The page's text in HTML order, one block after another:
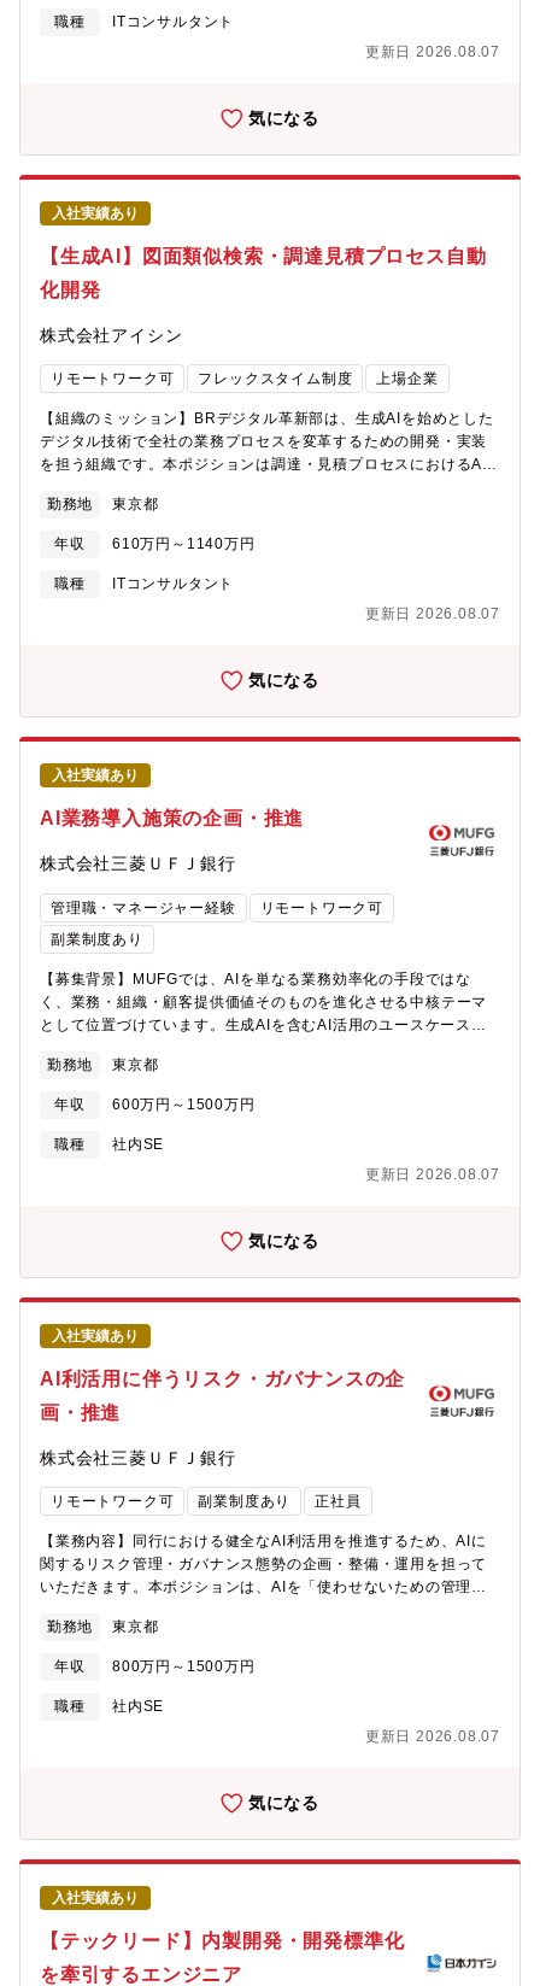
り、豊富な設計知見が蓄積されています。この知見をAIが活用可
ナレッジエンジニアリングと生成AIを組み合わせた技術開発を担
積された膨大な設計知見を最先端の生成AI技術で構造化・活用す
る技術的チャレンジ・構築した技術が設計審査・品質チェックな
ど複数の基幹プロセスで横断活用される波及効果・技術選定から
実装方針まで自ら考えて推進できる裁量ある環境【職務内容】設
計プロセスに散在する業務知見（設計ルール・過去不具合事例・
判断根拠等）を構造化し、AIエージェントが設計審査やレビュー
を支援できるナレッジ基盤として整備する技術開発を担当しま
す。【具体的な業務内容】【ナレッジ構築】設計ルール・不具合
事例・判断根拠の構造化、ハイブリッド検索・リランキング等を
関係抽出、グラフ構造を活用した推論・検索の高度化【暗黙知の
形式知化】設計者の判断基準を対話的に引き出し構造化するエー
ジェントの設計【AIレビュー】設計文書に対するAI自動レビュー
トナーとの要件調整【語学】TOEIC550点以上を歓迎（TOEICス
コアに限定せず、同等の語学力があれば歓迎します）●業務での英
語使用メール／ほとんどない資料・文書読解／時々ある電話会
議・商談／ほとんどない駐在／基本的にない
職種
ITコンサルタント
更新日 2026.08.07
気になる
入社実績あり
【生成AI】図面類似検索・調達見積プロセス自動
化開発
株式会社アイシン
リモートワーク可 フレックスタイム制度 上場企業
【組織のミッション】BRデジタル革新部は、生成AIを始めとした
デジタル技術で全社の業務プロセスを変革するための開発・実装
を担う組織です。本ポジションは調達・見積プロセスにおけるAI
と見積プロセスの自動化に関する技術開発を担っていただきま
す。【募集背景】年間数万件規模の調達見積業務において、数百
万品番規模の図面資産から類似図面を選定し、過去実績に基づく
見積を行っています。図面類似検索の高精度化と見積プロセスの
とから、この変革を加速するため、マルチモーダルAIを活用した
【業務のやりがい】・数百万品番規模の図面資産を対象に、類似
検索・自動認識を実現する技術的チャレンジ・調達見積業務の大
幅な効率化・標準化という、全社的に波及効果の大きいテーマ・
年間数万件規模の実業務に適用されるため、技術改善の効果を定
量的に実感できる開発環境【職務内容】調達見積プロセスにおけ
る図面類似検索・見積プロセス自動化の技術開発を担当。図面か
らの特徴抽出・大規模品番の類似検索エンジン構築・過去見積実
績を活用した見積支援など、調達プロセスの高度化を推進しま
す。【具体的な業務内容】【大規模類似検索】数百万品番規模の
図面に対する形状特徴量ベースの類似検索エンジン構築、検索精
度の評価・改善【見積支援AI】類似図面と過去見積実績のマッチ
ング、見積根拠の提示、AIエージェントによる見積効率化【図面
特徴抽出】品番・形状特徴・寸法の自動認識、類似検索に最適化
した特徴量設計【検索精度の継続改善】フィードバックループ設
計、特徴量・類似度指標のチューニング、類似根拠の可視化【チ
ーム連携】業務部門・外部パートナーとの要件調整【語学】
TOEIC550点以上を歓迎（TOEICスコアに限定せず、同等の語学
力があれば歓迎します）●業務での英語使用メール／ほとんどない
基本的にない
勤務地 東京都
年収 610万円～1140万円
職種
ITコンサルタント
更新日 2026.08.07
気になる
入社実績あり
AI業務導入施策の企画・推進
株式会社三菱ＵＦＪ銀行
管理職・マネージャー経験
リモートワーク可
副業制度あり
【募集背景】MUFGでは、AIを単なる業務効率化の手段ではな
く、業務・組織・顧客提供価値そのものを進化させる中核テーマ
として位置づけています。生成AIを含むAI活用のユースケース拡
ディアを具体化・評価し、実行可能な施策として着実に推進して
いくことが重要になっています。本ポジションでは、行内各部室
と密接に連携しながら、業務へのAI導入アイディアの発掘・整
理・評価を行い、導入支援の実施可否を判断するとともに、必要
を担っていただける方を募集します。【業務内容】・行内各部室
ケース具体化・業務課題、期待効果、実現性、リスク等の観点か
らAI導入アイディアを評価し、導入支援の実施可否を判断・関係
各部、データサイエンティスト、エンジニア、パートナー企業を
はじめとしたステークホルダーとの折衝、合意形成、施策推進・
グループ会社やパートナー企業への発注・連携を含めたプロジェ
クトマネジメント・AI導入施策の推進にあたり、必要に応じてリ
スク管理部署等と連携し、リスク・ガバナンス面の論点整理や対
応を実施【所属部署】デジタルソリューション部 AI・ソリューシ
ョンGr
勤務地 東京都
年収 600万円～1500万円
職種
社内SE
更新日 2026.08.07
気になる
入社実績あり
AI利活用に伴うリスク・ガバナンスの企
画・推進
株式会社三菱ＵＦＪ銀行
リモートワーク可 副業制度あり 正社員
【業務内容】同行における健全なAI利活用を推進するため、AIに
関するリスク管理・ガバナンス態勢の企画・整備・運用を担って
いただきます。本ポジションは、AIを「使わせないための管理」
役割です。AI利活用を進める業務部門・企画部門と、リスク管
理・コンプライアンス・法務・情報セキュリティ等の各専門部署
をつなぎ、推進と統制の両立を図っていただきます。AIガバナン
スにおける1.5線機能として、AI利活用の企画・実装に近い立場か
のルール・プロセスを設計・運用・高度化していくポジションで
スク統括部等）とも連携しながら業務を進めます。ご本人の希
望・適性等に応じて、将来的に1.5線・2線双方の業務を経験し、
AI利活用推進とAIリスク管理の両面で専門性を高めていくキャリ
アも想定されます。【業務内容詳細】具体的には、以下の業務を
担当いただきます。■行内の各リスク所管部署と協働し、AI利活用
に必要となるリスク管理の企画・立案・AI管理に関するガバナン
スフレームワークの検討・整備・AI利活用に係る手続き、管理プ
ロセス、リスク評価プロセスの設計・改善・AI利活用ユースケー
スに対するリスク評価の実施・各ユースケースに応じたリスク低
勤務地 東京都
年収 800万円～1500万円
職種
社内SE
更新日 2026.08.07
気になる
入社実績あり
【テックリード】内製開発・開発標準化
を牽引するエンジニア